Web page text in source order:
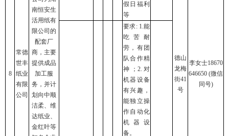
8
常德
世丰
纸业
有限
公司
南恒安生
活用纸有
限公司的
配套厂
商，主要
提供成品
加工服
务，并计
划向中顺
洁柔、维
达纸业、
金红叶等
假日福利
等
德山
龙梅
街41
号
李女士18670
646650 (微信
同号)
要求: 1.能
吃苦耐
劳，有团
队合作精
神；2.对
机器设备
有兴趣，
能独立操
作自动化
机器设
备。